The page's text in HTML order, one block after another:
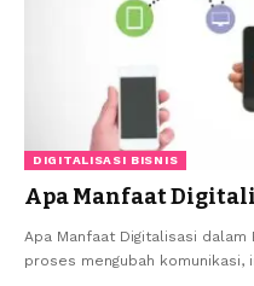
DIGITALISASI BISNIS
Apa Manfaat
Apa Manfaat Digitalisasi dalam
proses mengubah komunikasi,